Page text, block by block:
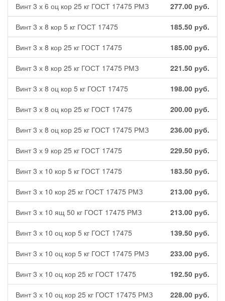
Винт 3 х 6 оц кор 25 кг ГОСТ 17475 РМЗ 277.00 руб.
Винт 3 х 8 кор 5 кг ГОСТ 17475 185.50 руб.
Винт 3 х 8 кор 25 кг ГОСТ 17475 185.00 руб.
Винт 3 х 8 кор 25 кг ГОСТ 17475 РМЗ 221.50 руб.
Винт 3 х 8 оц кор 5 кг ГОСТ 17475 198.00 руб.
Винт 3 х 8 оц кор 25 кг ГОСТ 17475 200.00 руб.
Винт 3 х 8 оц кор 25 кг ГОСТ 17475 РМЗ 236.00 руб.
Винт 3 х 9 кор 25 кг ГОСТ 17475 229.50 руб.
Винт 3 х 10 кор 5 кг ГОСТ 17475 183.50 руб.
Винт 3 х 10 кор 25 кг ГОСТ 17475 РМЗ 213.00 руб.
Винт 3 х 10 ящ 50 кг ГОСТ 17475 РМЗ 213.00 руб.
Винт 3 х 10 оц кор 5 кг ГОСТ 17475 139.50 руб.
Винт 3 х 10 оц кор 5 кг ГОСТ 17475 РМЗ 233.00 руб.
Винт 3 х 10 оц кор 25 кг ГОСТ 17475 192.50 руб.
Винт 3 х 10 оц кор 25 кг ГОСТ 17475 РМЗ 228.00 руб.